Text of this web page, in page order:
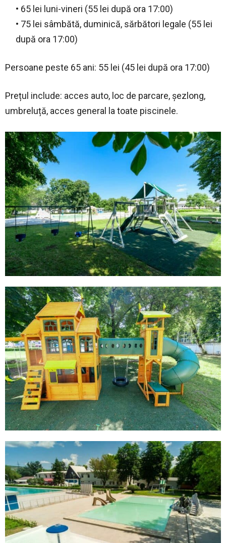
• 65 lei luni-vineri (55 lei după ora 17:00)
• 75 lei sâmbătă, duminică, sărbători legale (55 lei
după ora 17:00)
Persoane peste 65 ani: 55 lei (45 lei după ora 17:00)
Prețul include: acces auto, loc de parcare, șezlong,
umbreluță, acces general la toate piscinele.